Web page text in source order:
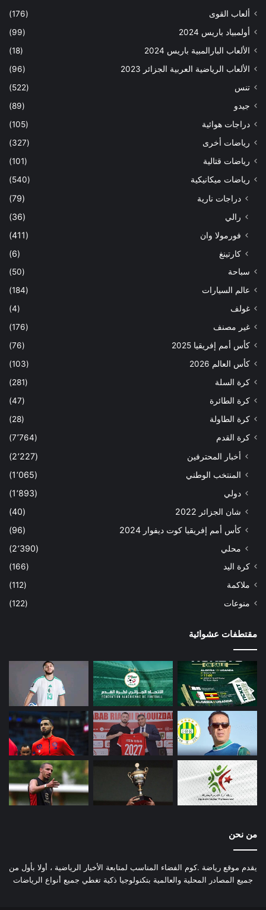
ألعاب القوى
(176)
أولمبياد باريس 2024
(99)
الألعاب البارالمبية باريس 2024
(18)
الألعاب الرياضية العربية الجزائر 2023
(96)
تنس
(522)
جيدو
(89)
دراجات هوائية
(105)
رياضات أخرى
(327)
رياضات قتالية
(101)
رياضات ميكانيكية
(540)
دراجات نارية
(79)
رالي
(36)
فورمولا وان
(411)
كارتينغ
(6)
سباحة
(50)
عالم السيارات
(184)
غولف
(4)
غير مصنف
(176)
كأس أمم إفريقيا 2025
(76)
كأس العالم 2026
(103)
كرة السلة
(281)
كرة الطائرة
(47)
كرة الطاولة
(28)
كرة القدم
(7٬764)
أخبار المحترفين
(2٬227)
المنتخب الوطني
(1٬065)
دولي
(1٬893)
شان الجزائر 2022
(40)
كأس أمم إفريقيا كوت ديفوار 2024
(96)
محلي
(2٬390)
كرة اليد
(166)
ملاكمة
(112)
منوعات
(122)
مقتطفات عشوائية
من نحن
يقدم موقع رياضة .كوم الفضاء المناسب لمتابعة الأخبار الرياضية ، أولا بأول من
جميع المصادر المحلية والعالمية بتكنولوجيا ذكية تغطي جميع أنواع الرياضات